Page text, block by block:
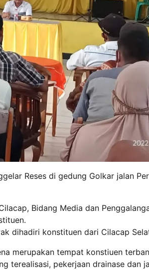
Reses di gedung Golkar jalan
Bidang Media dan
dihadiri konstituen dari Cilacap
merupakan tempat konstiuen
terealisasi, pekerjaan drainase dan